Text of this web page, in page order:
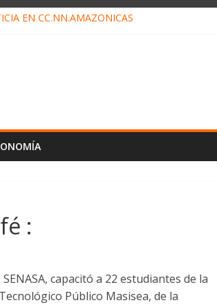
EN CC.NN.AMAZÓNICAS
:
capacitó a 22 estudiantes de la
Público Masisea, de la